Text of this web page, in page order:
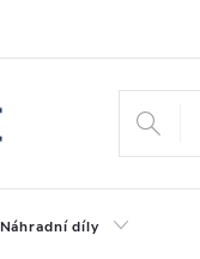
Náhradní díly